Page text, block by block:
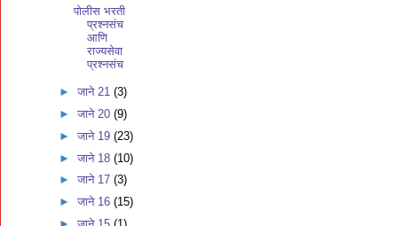
पोलीस भरती
प्रश्नसंच
आणि
राज्यसेवा
प्रश्नसंच
►जाने 21(3)
►जाने 20(9)
►जाने 19(23)
►जाने 18(10)
►जाने 17(3)
►जाने 16(15)